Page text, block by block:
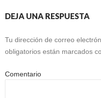
DEJA UNA RESPUESTA
Tu dirección de correo
obligatorios están marcados
Comentario